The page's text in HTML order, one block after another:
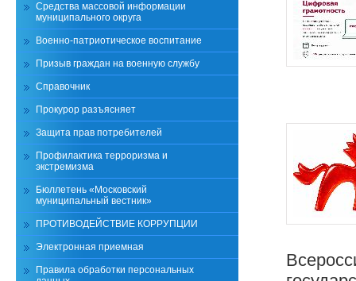
Средства массовой информации
муниципального округа
Военно-патриотическое воспитание
Призыв граждан на военную службу
Справочник
Прокурор разъясняет
Защита прав потребителей
Профилактика терроризма и
экстремизма
Бюллетень «Московский
муниципальный вестник»
ПРОТИВОДЕЙСТВИЕ КОРРУПЦИИ
Электронная приемная
Правила обработки персональных